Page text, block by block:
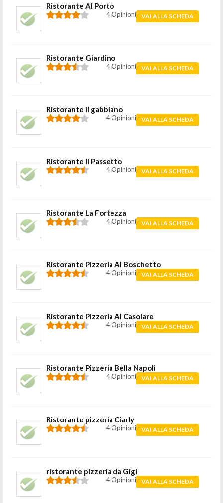
Ristorante Al Porto
4 Opinioni VAI ALLA SCHEDA
Ristorante Giardino
4 Opinioni VAI ALLA SCHEDA
Ristorante il gabbiano
4 Opinioni VAI ALLA SCHEDA
Ristorante Il Passetto
4 Opinioni VAI ALLA SCHEDA
Ristorante La Fortezza
4 Opinioni VAI ALLA SCHEDA
Ristorante Pizzeria Al Boschetto
4 Opinioni VAI ALLA SCHEDA
Ristorante Pizzeria Al Casolare
4 Opinioni VAI ALLA SCHEDA
Ristorante Pizzeria Bella Napoli
4 Opinioni VAI ALLA SCHEDA
Ristorante pizzeria Ciarly
4 Opinioni VAI ALLA SCHEDA
ristorante pizzeria da Gigi
4 Opinioni VAI ALLA SCHEDA